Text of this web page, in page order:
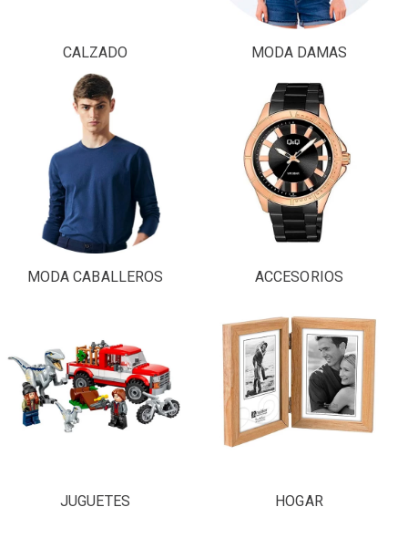
CALZADO MODA DAMAS
MODA CABALLEROS ACCESORIOS
JUGUETES HOGAR